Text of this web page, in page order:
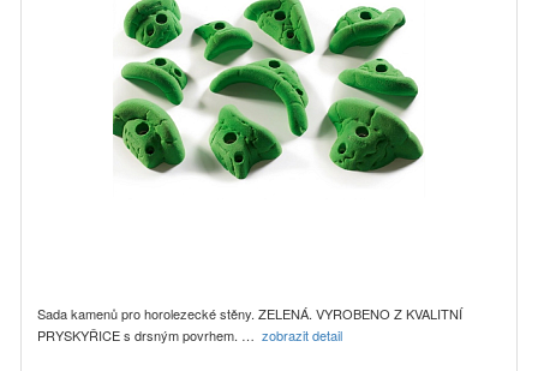
Sada kamenů pro horolezecké stěny. ZELENÁ. VYROBENO Z KVALITNÍ
PRYSKYŘICE s drsným povrhem. … zobrazit detail